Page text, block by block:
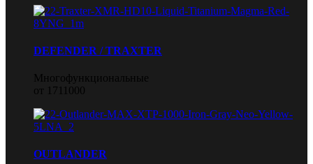
DEFENDER / TRAXTER
Многофункциональные
от 1711000
OUTLANDER